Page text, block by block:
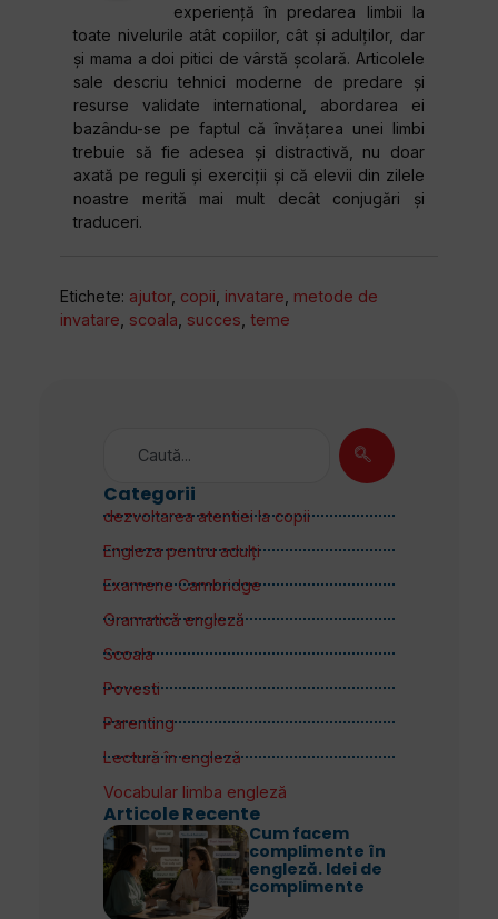
experiență în predarea limbii la
toate nivelurile atât copiilor, cât și adulților, dar
și mama a doi pitici de vârstă școlară. Articolele
sale descriu tehnici moderne de predare și
resurse validate international, abordarea ei
bazându-se pe faptul că învățarea unei limbi
trebuie să fie adesea și distractivă, nu doar
axată pe reguli și exerciții și că elevii din zilele
noastre merită mai mult decât conjugări și
traduceri.
Etichete: ajutor, copii invatare metode de
invatare scoala succes ,teme
Categorii
dezvoltarea atentiei la copii
Engleza pentru adulţi
Examene Cambridge
Gramatică engleză
Scoala
Povesti
Parenting
Lectură în engleză
Vocabular limba engleză
Articole Recente
Cum facem
complimente în
engleză. Idei de
complimente